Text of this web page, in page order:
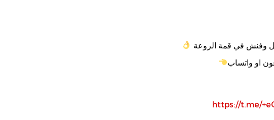
وفنش في قمة الروعة
او واتساب
https://t.me/